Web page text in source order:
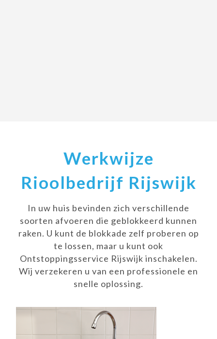
Werkwijze
Rioolbedrijf Rijswijk
In uw huis bevinden zich verschillende
soorten afvoeren die geblokkeerd kunnen
raken. U kunt de blokkade zelf proberen op
te lossen, maar u kunt ook
Ontstoppingsservice Rijswijk inschakelen.
Wij verzekeren u van een professionele en
snelle oplossing.